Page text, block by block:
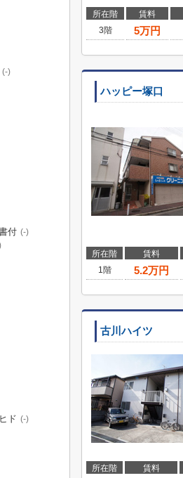
所在階 賃料
3階
5万円
ハッピー塚口
所在階 賃料
1階
5.2万円
古川ハイツ
所在階 賃料
(-)
付 (-)
ド (-)